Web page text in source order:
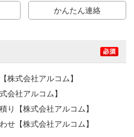
かんたん連絡
株式会社アルコム】
会社アルコム】
り【株式会社アルコム】
せ【株式会社アルコム】